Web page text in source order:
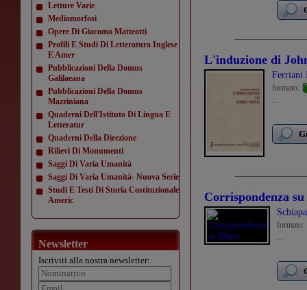
Letture Varie
Mediamorfosi
Opere Di Giacomo Matteotti
Profili E Studi Di Letteratura Inglese
E Amer
Pubblicazioni Della Domus
Galilaeana
Pubblicazioni Della Domus
Mazziniana
Quaderni Dell'Istituto Di Lingua E
Letteratur
Quaderni Della Direzione
Rilievi Di Monumenti
Saggi Di Varia Umanità
Saggi Di Varia Umanità- Nuova Serie
Studi E Testi Di Storia Costituzionale
Americ
Newsletter
Iscriviti alla nostra newsletter:
L'induzione di
Ferriani
formato:
...
Corrispondenza
formato:
...